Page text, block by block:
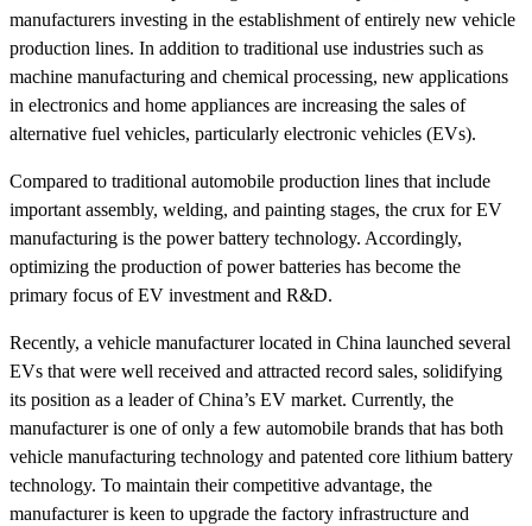
manufacturers investing in the establishment of entirely new vehicle
production lines. In addition to traditional use industries such as
machine manufacturing and chemical processing, new applications
in electronics and home appliances are increasing the sales of
alternative fuel vehicles, particularly electronic vehicles (EVs).
Compared to traditional automobile production lines that include
important assembly, welding, and painting stages, the crux for EV
manufacturing is the power battery technology. Accordingly,
optimizing the production of power batteries has become the
primary focus of EV investment and R&D.
Recently, a vehicle manufacturer located in China launched several
EVs that were well received and attracted record sales, solidifying
its position as a leader of China’s EV market. Currently, the
manufacturer is one of only a few automobile brands that has both
vehicle manufacturing technology and patented core lithium battery
technology. To maintain their competitive advantage, the
manufacturer is keen to upgrade the factory infrastructure and